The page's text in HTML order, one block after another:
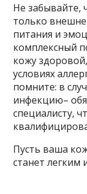
Не забывайте,
только
питания и
комплексный
кожу
условиях
помните: в
инфекцию–
специалисту,
Пусть ваша
станет легким